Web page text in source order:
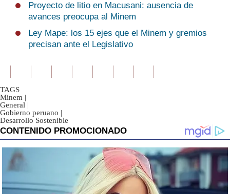
Proyecto de litio en Macusani: ausencia de
avances preocupa al Minem
Ley Mape: los 15 ejes que el Minem y gremios
precisan ante el Legislativo
TAGS
Minem |
General |
Gobierno peruano |
Desarrollo Sostenible